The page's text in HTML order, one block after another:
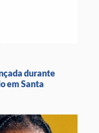
durante
em Santa